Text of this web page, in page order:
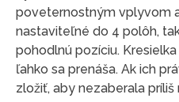
poveternostným vplyvom
nastaviteľné do 4 polôh,
pohodlnú pozíciu.
ľahko sa prenáša. Ak ich
zložiť, aby nezaberala príliš